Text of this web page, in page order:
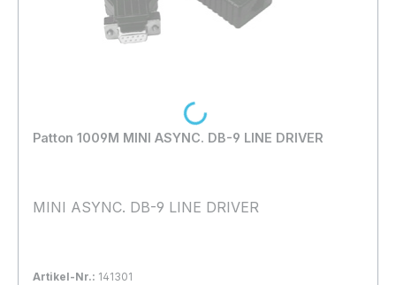
Patton 1009M MINI ASYNC. DB-9 LINE DRIVER
MINI ASYNC. DB-9 LINE DRIVER
Artikel-Nr.: 141301
Loading...